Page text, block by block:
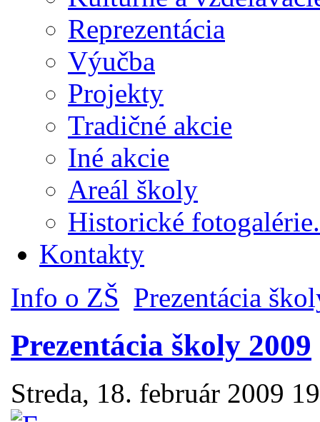
Reprezentácia
Výučba
Projekty
Tradičné akcie
Iné akcie
Areál školy
Historické
Kontakty
Info o ZŠ Prezentácia
Prezentácia školy 2009
Streda, 18. február 2009